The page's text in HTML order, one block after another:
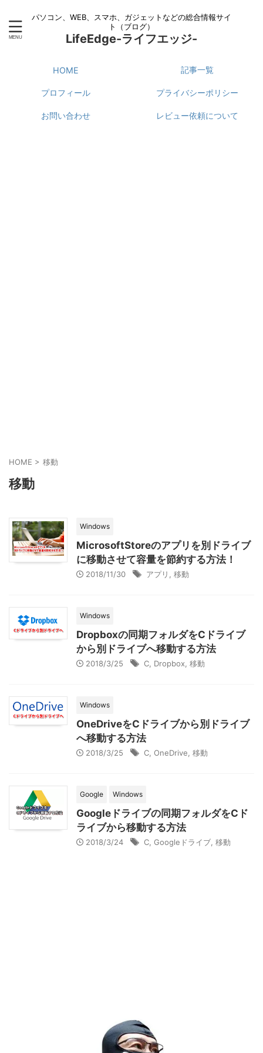
パソコン、WEB、スマホ、ガジェットなどの総合情報サイ
ト（ブログ）
LifeEdge-ライフエッジ-
HOME 記事一覧
プロフィール プライバシーポリシー
お問い合わせ レビュー依頼について
HOME > 移動
移動
Windows
MicrosoftStoreのアプリを別ドライブ
に移動させて容量を節約する方法！
2018/11/30 アプリ 移動
Windows
Dropboxの同期フォルダをCドライブ
から別ドライブへ移動する方法
2018/3/25 C Dropbox 移動
Windows
OneDriveをCドライブから別ドライブ
へ移動する方法
2018/3/25 C OneDrive 移動
Google Windows
Googleドライブの同期フォルダをCド
ライブから移動する方法
2018/3/24 C Googleドライブ 移動